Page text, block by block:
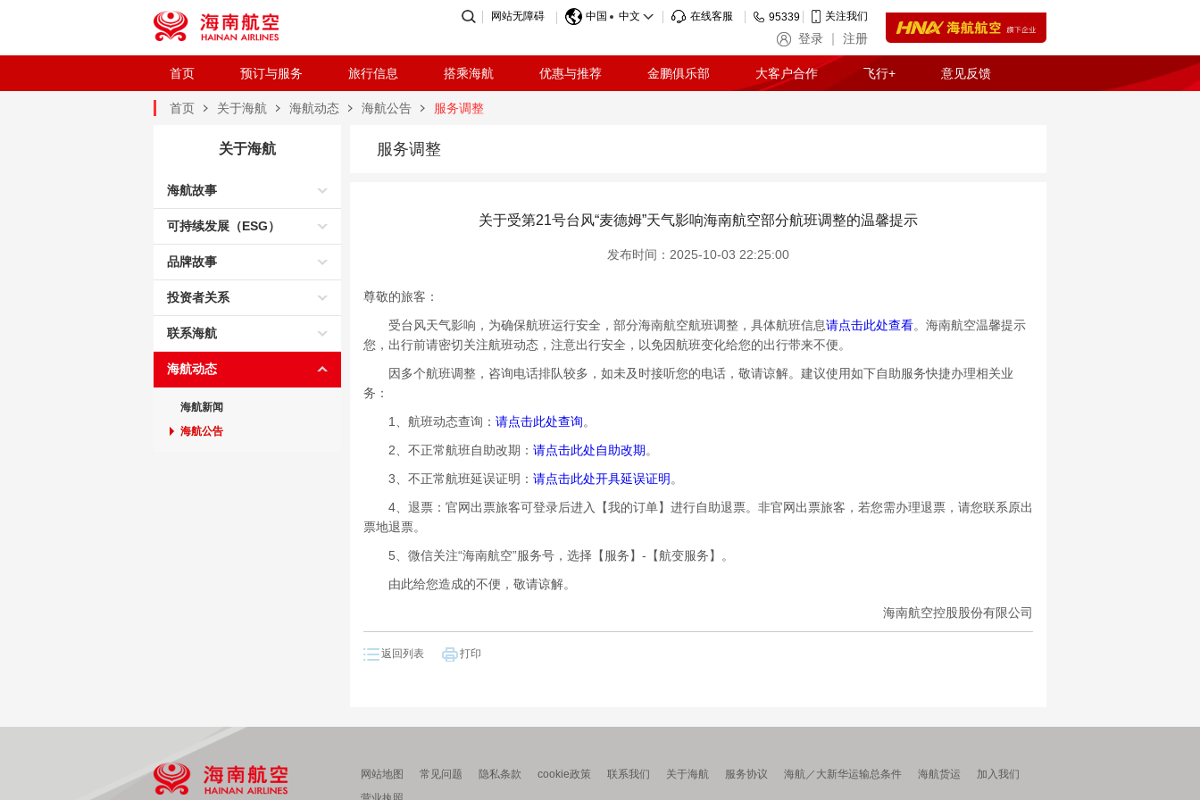
网站无障碍 中国 中文 在线客服 95339 关注我们
登录 注册
首页 预订与服务 旅行信息 搭乘海航 优惠与推荐 金鹏俱乐部 大客户合作 飞行+ 意见反馈
首页 关于海航 海航动态 海航公告 服务调整
关于海航
海航故事
可持续发展（ESG）
品牌故事
投资者关系
联系海航
海航动态
海航新闻
海航公告
服务调整
关于受第21号台风“麦德姆”天气影响海南航空部分航班调整的温馨提示
发布时间：2025-10-03 22:25:00
尊敬的旅客：
受台风天气影响，为确保航班运行安全，部分海南航空航班调整，具体航班信息请点击此处查看。海南航空温馨提示
您，出行前请密切关注航班动态，注意出行安全，以免因航班变化给您的出行带来不便。
因多个航班调整，咨询电话排队较多，如未及时接听您的电话，敬请谅解。建议使用如下自助服务快捷办理相关业
务：
1、航班动态查询： 请点击此处查询。
2、不正常航班自助改期： 请点击此处自助改期。
3、不正常航班延误证明： 请点击此处开具延误证明 。
4、退票：官网出票旅客可登录后进入【我的订单】进行自助退票。非官网出票旅客，若您需办理退票，请您联系原出
票地退票。
5、微信关注“海南航空”服务号，选择【服务】-【航变服务】。
由此给您造成的不便，敬请谅解。
海南航空控股股份有限公司
返回列表 打印
网站地图 常见问题 隐私条款 cookie政策 联系我们 关于海航 服务协议 海航／大新华运输总条件 海航货运
加入我们